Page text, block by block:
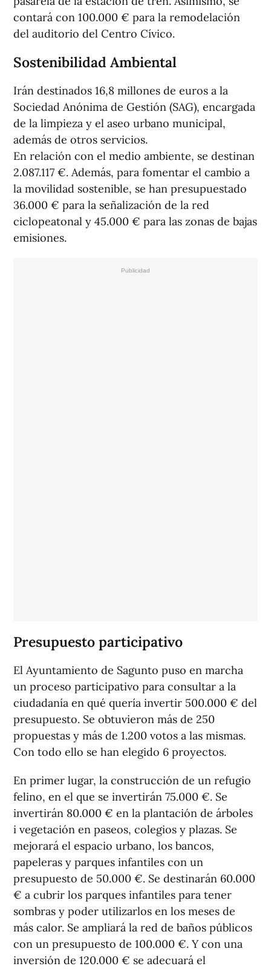
contará con 100.000 € para la remodelación
del auditorio del Centro Cívico.
Sostenibilidad Ambiental
Irán destinados 16,8 millones de euros a la
Sociedad Anónima de Gestión (SAG), encargada
de la limpieza y el aseo urbano municipal,
además de otros servicios.
En relación con el medio ambiente, se destinan
2.087.117 €. Además, para fomentar el cambio a
la movilidad sostenible, se han presupuestado
36.000 € para la señalización de la red
ciclopeatonal y 45.000 € para las zonas de bajas
emisiones.
Presupuesto participativo
El Ayuntamiento de Sagunto puso en marcha
un proceso participativo para consultar a la
ciudadanía en qué quería invertir 500.000 € del
presupuesto. Se obtuvieron más de 250
propuestas y más de 1.200 votos a las mismas.
Con todo ello se han elegido 6 proyectos.
En primer lugar, la construcción de un refugio
felino, en el que se invertirán 75.000 €. Se
invertirán 80.000 € en la plantación de árboles
i vegetación en paseos, colegios y plazas. Se
mejorará el espacio urbano, los bancos,
papeleras y parques infantiles con un
presupuesto de 50.000 €. Se destinarán 60.000
€ a cubrir los parques infantiles para tener
sombras y poder utilizarlos en los meses de
más calor. Se ampliará la red de baños públicos
con un presupuesto de 100.000 €. Y con una
inversión de 120.000 € se adecuará el